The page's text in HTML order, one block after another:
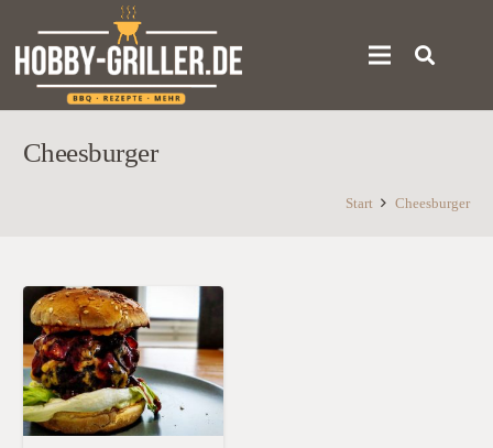
Cheesburger
Start Cheesburger